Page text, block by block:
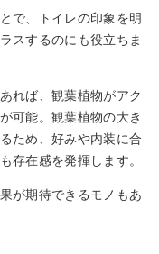
で、トイレの印象を明
スするのにも役立ちま
れば、観葉植物がアク
可能。観葉植物の大き
ため、好みや内装に合
存在感を発揮します。
が期待できるモノもあ